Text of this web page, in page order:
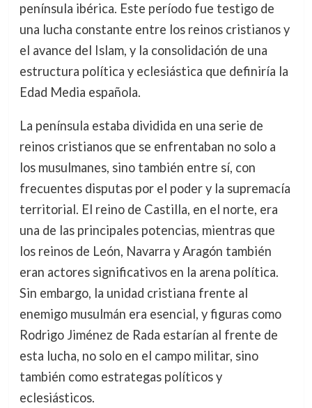
península ibérica. Este período fue testigo de
una lucha constante entre los reinos cristianos y
el avance del Islam, y la consolidación de una
estructura política y eclesiástica que definiría la
Edad Media española.
La península estaba dividida en una serie de
reinos cristianos que se enfrentaban no solo a
los musulmanes, sino también entre sí, con
frecuentes disputas por el poder y la supremacía
territorial. El reino de Castilla, en el norte, era
una de las principales potencias, mientras que
los reinos de León, Navarra y Aragón también
eran actores significativos en la arena política.
Sin embargo, la unidad cristiana frente al
enemigo musulmán era esencial, y figuras como
Rodrigo Jiménez de Rada estarían al frente de
esta lucha, no solo en el campo militar, sino
también como estrategas políticos y
eclesiásticos.